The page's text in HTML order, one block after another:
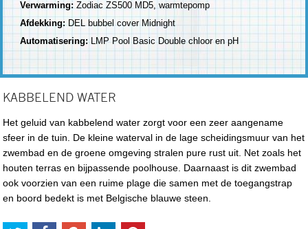
Verwarming: Zodiac ZS500 MD5, warmtepomp
Afdekking:DEL bubbel cover Midnight
Automatisering: LMP Pool Basic Double chloor en pH
KABBELEND WATER
Het geluid van kabbelend water zorgt voor een zeer aangename
sfeer in de tuin. De kleine waterval in de lage scheidingsmuur van het
zwembad en de groene omgeving stralen pure rust uit. Net zoals het
houten terras en bijpassende poolhouse. Daarnaast is dit zwembad
ook voorzien van een ruime plage die samen met de toegangstrap
en boord bedekt is met Belgische blauwe steen.